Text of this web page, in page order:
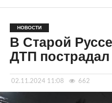
НОВОСТИ
В Старой
ДТП
02.11.2024 11:08 662